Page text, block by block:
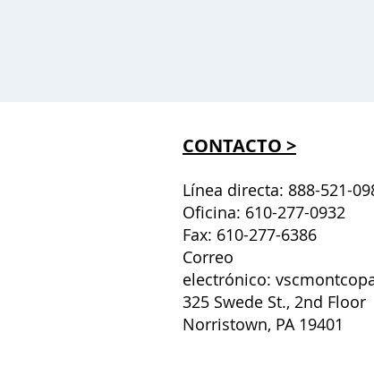
CONTACTO >
Línea directa: 888-521-
Oficina: 610-277-0932
Fax: 610-277-6386
Correo
electrónico:
325 Swede St., 2nd Floor
Norristown, PA 19401